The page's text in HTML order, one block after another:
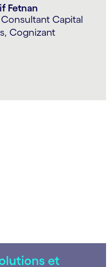
Fetnan
Capital
Cognizant
et